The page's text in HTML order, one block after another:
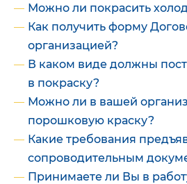
Можно ли покрасить
Как получить форму
организацией?
В каком виде должны
в покраску?
Можно ли в вашей
порошковую краску?
Какие требования
сопроводительным
Принимаете ли Вы в